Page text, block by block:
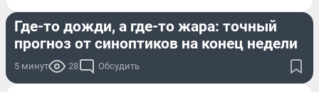
Где-то дожди, а где-то жара: точный
прогноз от синоптиков на конец недели
5 минут 28 Обсудить